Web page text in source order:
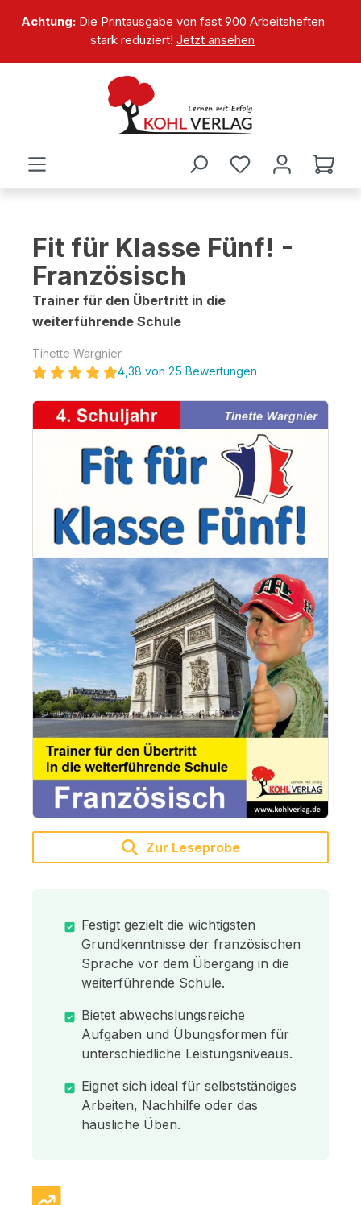
springen
Achtung:Die Printausgabe von fast 900 Arbeitsheften
stark reduziert! Jetzt ansehen
Fit für Klasse Fünf! -
Französisch
Trainer für den Übertritt in die
weiterführende Schule
Tinette Wargnier
4,38 von 25 Bewertungen
Bildergalerie überspringen
Zur Leseprobe
Festigt gezielt die wichtigsten
Grundkenntnisse der französischen
Sprache vor dem Übergang in die
weiterführende Schule.
Bietet abwechslungsreiche
Aufgaben und Übungsformen für
unterschiedliche Leistungsniveaus.
Eignet sich ideal für selbstständiges
Arbeiten, Nachhilfe oder das
häusliche Üben.